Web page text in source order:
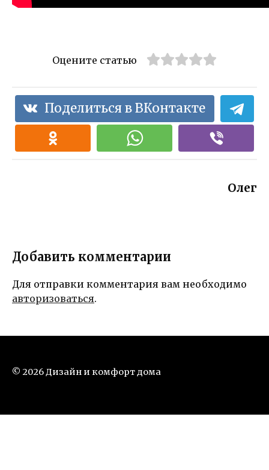
Оцените статью
Поделиться в ВКонтакте
Олег
Добавить комментарии
Для отправки комментария вам необходимо
авторизоваться.
© 2026 Дизайн и комфорт дома